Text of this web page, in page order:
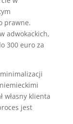
prawne.
adwokackich,
300 euro za
własny klienta
jest